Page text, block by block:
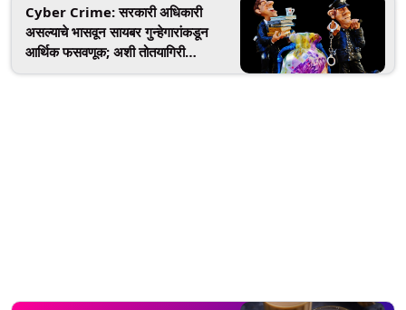
Cyber Crime: सरकारी अधिकारी
असल्याचे भासवून सायबर गुन्हेगारांकडून
आर्थिक फसवणूक; अशी तोतयागिरी